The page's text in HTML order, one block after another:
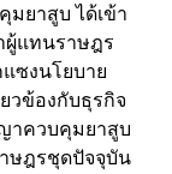
ยาสูบ ได้เข้า
แทนราษฎร
ซงนโยบาย
วข้องกับธุรกิจ
าควบคุมยาสูบ
ษฎรชุดปัจจุบัน